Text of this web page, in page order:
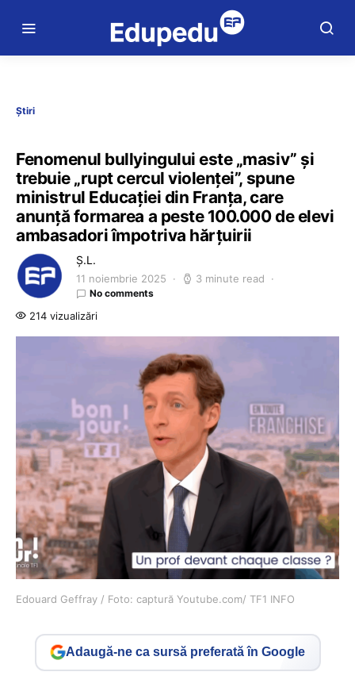
Știri
Fenomenul bullyingului este „masiv” și
trebuie „rupt cercul violenței”, spune
ministrul Educației din Franța, care
anunță formarea a peste 100.000 de elevi
ambasadori împotriva hărțuirii
Ș.L.
11 noiembrie 2025 3 minute read
No comments
214 vizualizări
Edouard Geffray / Foto: captură Youtube.com/ TF1 INFO
Adaugă-ne ca sursă preferată în Google